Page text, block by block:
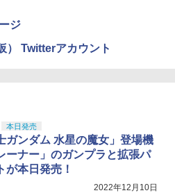
ジ
Twitterアカウント
本日発売
ガンダム 水星の魔女」登場機
ーナー」のガンプラと拡張パ
が本日発売！
2022年12月10日